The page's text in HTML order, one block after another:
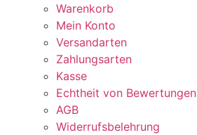
Warenkorb
Mein Konto
Versandarten
Zahlungsarten
Kasse
Echtheit von Bewertungen
AGB
Widerrufsbelehrung